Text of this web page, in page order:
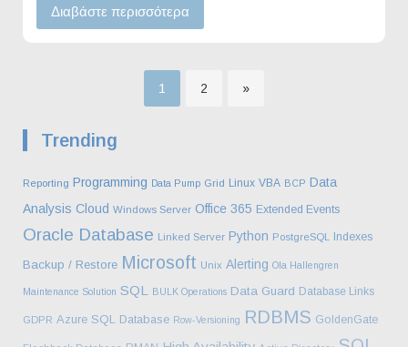
Διαβάστε περισσότερα
Σελιδοποίηση
άρθρων
Σελίδα
1 Σελίδα
2 »
Trending
Reporting Programming Data Pump Grid Linux VBA BCP Data
Analysis Cloud Windows Server Office 365 Extended Events
Oracle Database Linked Server Python PostgreSQL Indexes
Backup / Restore Microsoft Unix Alerting Ola Hallengren
Maintenance Solution SQL BULK Operations Data Guard Database Links
GDPR Azure SQL Database Row-Versioning RDBMS GoldenGate